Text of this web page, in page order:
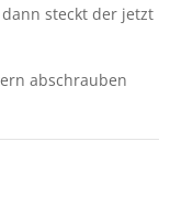
steckt der jetzt
abschrauben